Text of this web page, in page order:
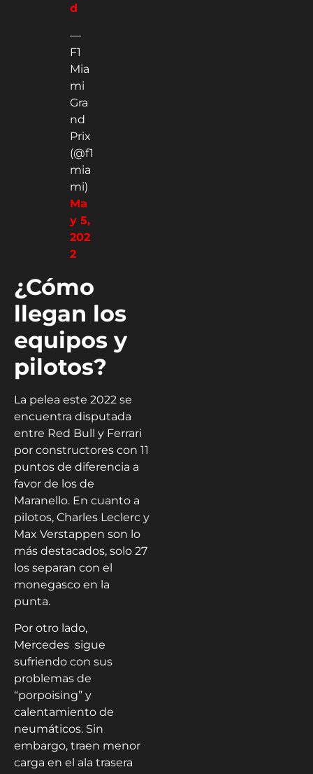
d
—
F1
Mia
mi
Gra
nd
Prix
(@f1
mia
mi)
Ma
y 5,
202
2
¿Cómo
llegan los
equipos y
pilotos?
La pelea este 2022 se
encuentra disputada
entre Red Bull y Ferrari
por constructores con 11
puntos de diferencia a
favor de los de
Maranello. En cuanto a
pilotos, Charles Leclerc y
Max Verstappen son lo
más destacados, solo 27
los separan con el
monegasco en la
punta.
Por otro lado,
Mercedes sigue
sufriendo con sus
problemas de
“porpoising” y
calentamiento de
neumáticos. Sin
embargo, traen menor
carga en el ala trasera